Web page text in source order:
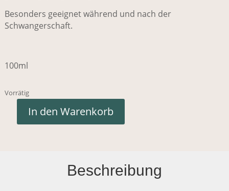
Besonders geeignet während und nach der
Schwangerschaft.
100ml
Vorrätig
In den Warenkorb
Beschreibung